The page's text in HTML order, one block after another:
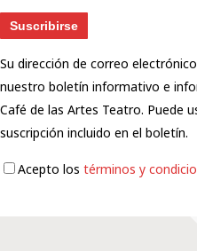
Su dirección de correo
nuestro boletín informativo e
Café de las Artes Teatro. Puede
suscripción incluido en el boletín.
Acepto los términos y